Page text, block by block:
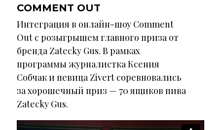
COMMENT OUT
Интеграция в онлайн-шоу Comment
Out с розыгрышем главного приза от
бренда Zatecky Gus. В рамках
программы журналистка Ксения
Собчак и певица Zivert соревновались
за хорошечный приз — 70 ящиков пива
Zatecky Gus.